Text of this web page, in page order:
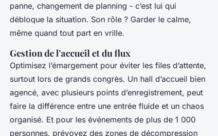
panne, changement de planning - c’est lui qui
débloque la situation. Son rôle ? Garder le calme,
même quand tout part en vrille.
Gestion de l'accueil et du flux
Optimisez l’émargement pour éviter les files d’attente,
surtout lors de grands congrès. Un hall d’accueil bien
agencé, avec plusieurs points d’enregistrement, peut
faire la différence entre une entrée fluide et un chaos
organisé. Et pour les événements de plus de 1 000
personnes, prévoyez des zones de décompression